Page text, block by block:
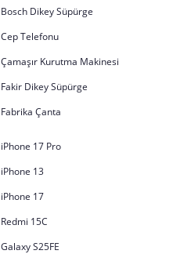
Bosch Dikey Süpürge
Cep Telefonu
Çamaşır Kurutma Makinesi
Fakir Dikey Süpürge
Fabrika Çanta
iPhone 17 Pro
iPhone 13
iPhone 17
Redmi 15C
Galaxy S25FE